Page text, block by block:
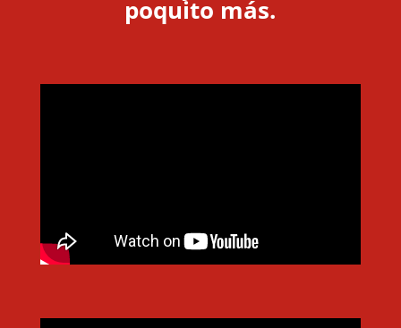
poquito más.